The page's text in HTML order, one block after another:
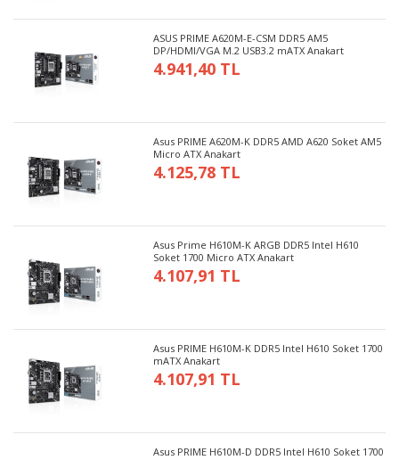
ASUS PRIME A620M-E-CSM DDR5 AM5
DP/HDMI/VGA M.2 USB3.2 mATX Anakart
4.941,40 TL
Asus PRIME A620M-K DDR5 AMD A620 Soket AM5
Micro ATX Anakart
4.125,78 TL
Asus Prime H610M-K ARGB DDR5 Intel H610
Soket 1700 Micro ATX Anakart
4.107,91 TL
Asus PRIME H610M-K DDR5 Intel H610 Soket 1700
mATX Anakart
4.107,91 TL
Asus PRIME H610M-D DDR5 Intel H610 Soket 1700